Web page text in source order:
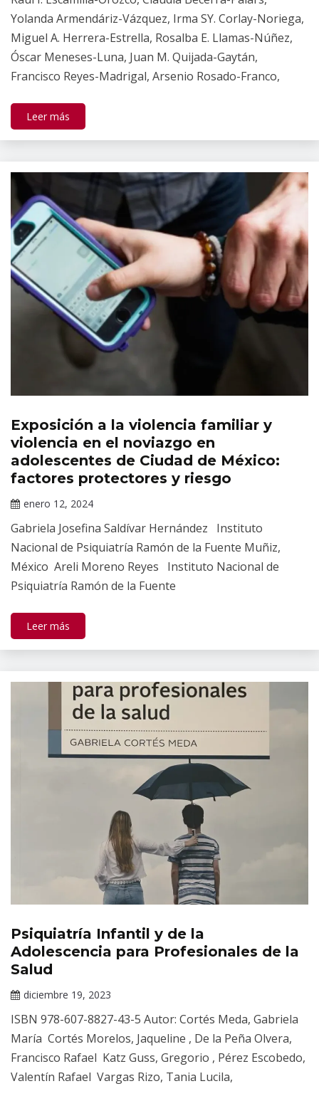
Ramírez
Yolanda Armendáriz-Vázquez, Irma SY. Corlay-Noriega,
Miguel A. Herrera-Estrella, Rosalba E. Llamas-Núñez,
Óscar Meneses-Luna, Juan M. Quijada-Gaytán,
Francisco Reyes-Madrigal, Arsenio Rosado-Franco,
Leer más
Publicaciones
Exposición a la violencia familiar y
violencia en el noviazgo en
adolescentes de Ciudad de México:
factores protectores y riesgo
enero 12, 2024
Gallardo
Gabriela Josefina Saldívar Hernández Instituto
Nacional de Psiquiatría Ramón de la Fuente Muñiz,
México Areli Moreno Reyes Instituto Nacional de
Psiquiatría Ramón de la Fuente
Leer más
Publicaciones
Psiquiatría Infantil y de la
Adolescencia para Profesionales de la
Salud
diciembre 19, 2023
Gallardo
ISBN 978-607-8827-43-5 Autor: Cortés Meda, Gabriela
María Cortés Morelos, Jaqueline , De la Peña Olvera,
Francisco Rafael Katz Guss, Gregorio , Pérez Escobedo,
Valentín Rafael Vargas Rizo, Tania Lucila,